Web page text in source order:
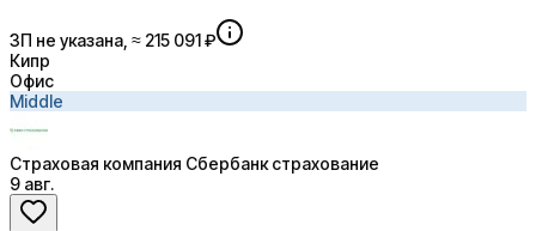
ЗП не указана, ≈ 215 091 ₽
Кипр
Офис
Middle
Страховая компания Сбербанк страхование
9 авг.